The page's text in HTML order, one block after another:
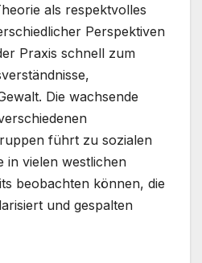
als respektvolles
Perspektiven
Praxis schnell zum
Die wachsende
führt zu sozialen
in vielen westlichen
beobachten können, die
und gespalten